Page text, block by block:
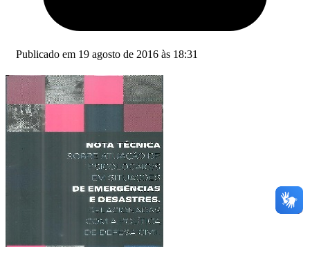
Publicado em 19 agosto de 2016 às 18:31